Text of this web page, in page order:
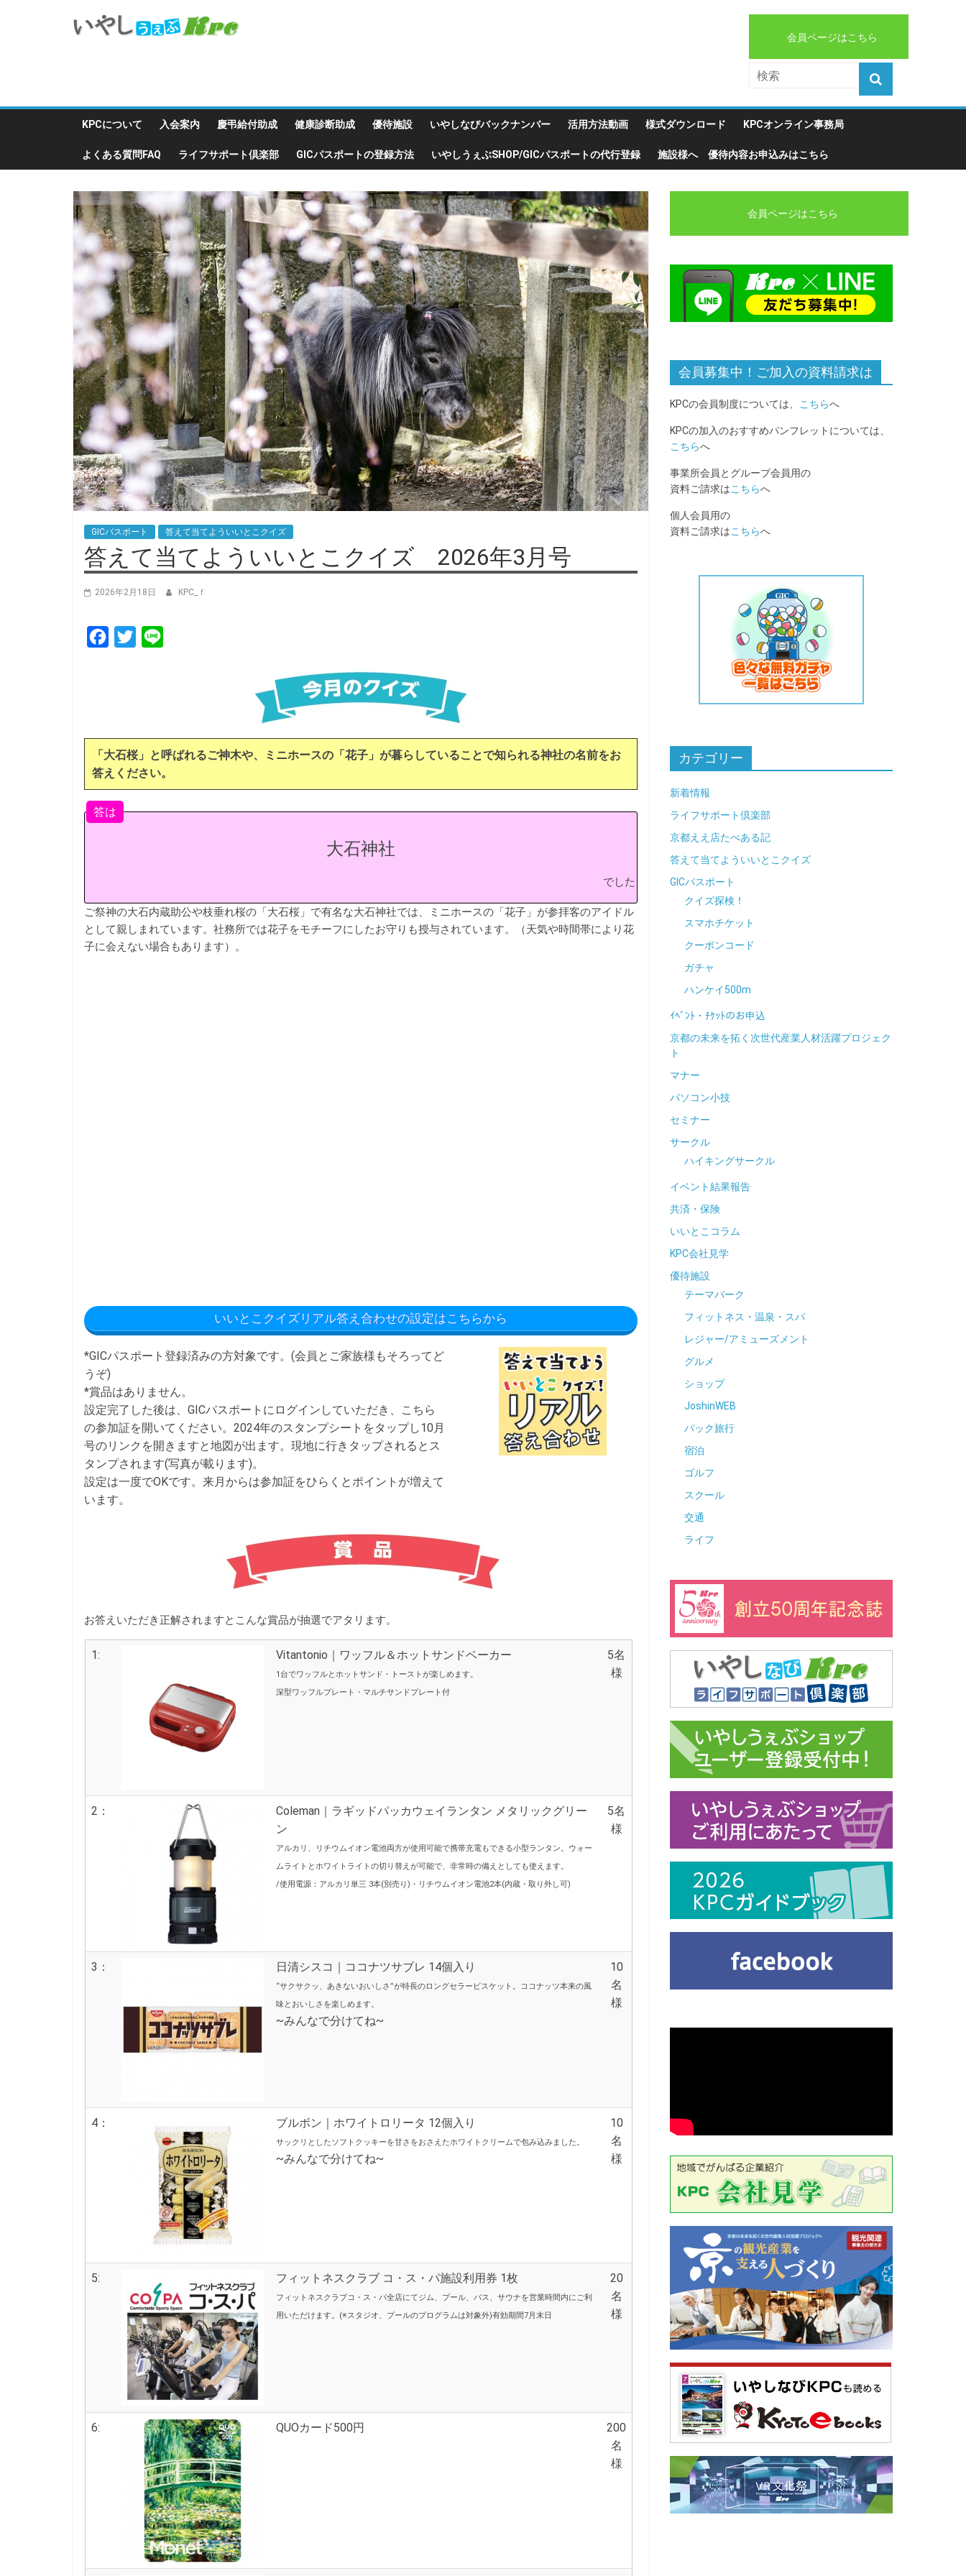
会員ページはこちら
KPCについて 入会案内 慶弔給付助成 健康診断助成 優待施設 いやしなびバックナンバー 活用方法動画 様式ダウンロード KPCオンライン事務局
よくある質問FAQ ライフサポート倶楽部 GICパスポートの登録方法 いやしうぇぶSHOP/GICパスポートの代行登録 施設様へ 優待内容お申込みはこちら
GICパスポート 答えて当てよういいとこクイズ
答えて当てよういいとこクイズ 2026年3月号
2026年2月18日 KPC_ｆ
o
k
r
「大石桜」と呼ばれるご神木や、ミニホースの「花子」が暮らしていることで知られる神社の名前をお
答えください。
答は
大石神社
でした
ご祭神の大石内蔵助公や枝垂れ桜の「大石桜」で有名な大石神社では、ミニホースの「花子」が参拝客のアイドル
として親しまれています。社務所では花子をモチーフにしたお守りも授与されています。（天気や時間帯により花
子に会えない場合もあります）。
いいとこクイズリアル答え合わせの設定はこちらから
*GICパスポート登録済みの方対象です。(会員とご家族様もそろってど
うぞ)
*賞品はありません。
設定完了した後は、GICパスポートにログインしていただき、こちら
の参加証を開いてください。2024年のスタンプシートをタップし10月
号のリンクを開きますと地図が出ます。現地に行きタップされるとス
タンプされます(写真が載ります)。
設定は一度でOKです。来月からは参加証をひらくとポイントが増えて
います。
お答えいただき正解されますとこんな賞品が抽選でアタリます。
1: Vitantonio｜ワッフル＆ホットサンドベーカー
1台でワッフルとホットサンド・トーストが楽しめます。
深型ワッフルプレート・マルチサンドプレート付
5名
様
2：
Coleman｜ラギッドパッカウェイランタン メタリックグリー
ン
アルカリ、リチウムイオン電池両方が使用可能で携帯充電もできる小型ランタン。ウォー
ムライトとホワイトライトの切り替えが可能で、非常時の備えとしても使えます。
/使用電源：アルカリ単三 3本(別売り)・リチウムイオン電池2本(内蔵・取り外し可)
5名
様
3： 日清シスコ｜ココナツサブレ 14個入り
“サクサクッ、あきないおいしさ”が特長のロングセラービスケット。ココナッツ本来の風
味とおいしさを楽しめます。
~みんなで分けてね~
10
名
様
4： ブルボン｜ホワイトロリータ 12個入り
サックリとしたソフトクッキーを甘さをおさえたホワイトクリームで包み込みました。
~みんなで分けてね~
10
名
様
5: フィットネスクラブ コ・ス・パ施設利用券 1枚
フィットネスクラブコ・ス・パ全店にてジム、プール、バス、サウナを営業時間内にご利
用いただけます。(※スタジオ、プールのプログラムは対象外)有効期間7月末日
20
名
様
6: QUOカード500円
200
名
様
会員ページはこちら
会員募集中！ご加入の資料請求は
KPCの会員制度については、 こちらへ
KPCの加入のおすすめパンフレットについては、
こちらへ
事業所会員とグループ会員用の
資料ご請求はこちらへ
個人会員用の
資料ご請求はこちらへ
カテゴリー
新着情報
ライフサポート倶楽部
京都ええ店たべある記
答えて当てよういいとこクイズ
GICパスポート
クイズ探検！
スマホチケット
クーポンコード
ガチャ
ハンケイ500m
ｲﾍﾞﾝﾄ・ﾁｹｯﾄのお申込
京都の未来を拓く次世代産業人材活躍プロジェク
ト
マナー
パソコン小技
セミナー
サークル
ハイキングサークル
イベント結果報告
共済・保険
いいとこコラム
KPC会社見学
優待施設
テーマパーク
フィットネス・温泉・スパ
レジャー/アミューズメント
グルメ
ショップ
JoshinWEB
パック旅行
宿泊
ゴルフ
スクール
交通
ライフ